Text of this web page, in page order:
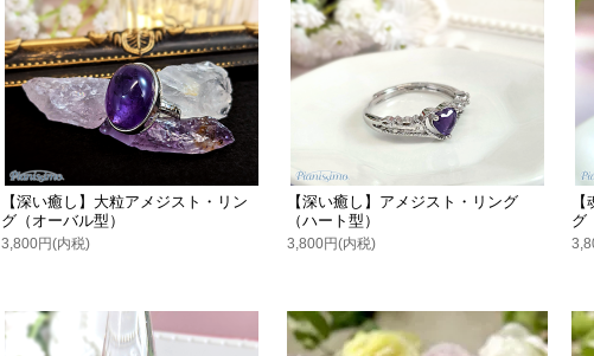
【深い癒し】大粒アメジスト・リン
グ（オーバル型）
3,800円(内税)
【深い癒し】アメジスト・リング
（ハート型）
3,800円(内税)
グ